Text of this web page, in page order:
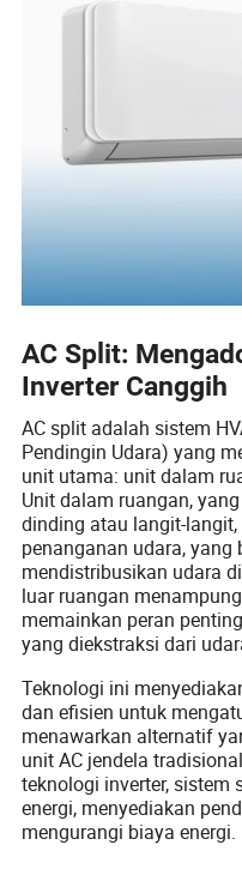
AC Split:
Inverter Canggih
AC split adalah sistem
Pendingin Udara) yang
unit utama: unit dalam
Unit dalam ruangan,
dinding atau langit-
penanganan udara,
mendistribusikan udara
luar ruangan
memainkan peran
yang diekstraksi dari
Teknologi ini
dan efisien untuk
menawarkan alternatif
unit AC jendela
teknologi inverter,
energi, menyediakan
mengurangi biaya energi.